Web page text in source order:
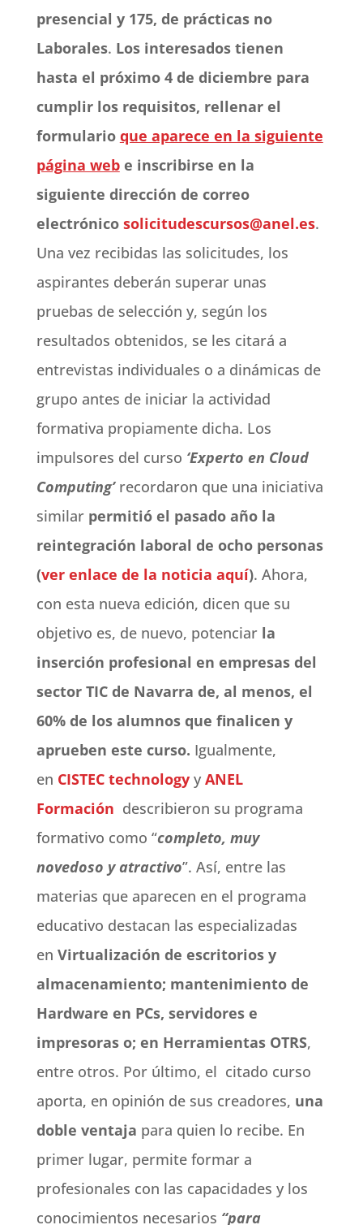
presencial y 175, de prácticas no
Laborales. Los interesados tienen
hasta el próximo 4 de diciembre para
cumplir los requisitos, rellenar el
formulario que aparece en la siguiente
página webe inscribirse en la
siguiente dirección de correo
electrónico solicitudescursos@anel.es.
Una vez recibidas las solicitudes, los
aspirantes deberán superar unas
pruebas de selección y, según los
resultados obtenidos, se les citará a
entrevistas individuales o a dinámicas de
grupo antes de iniciar la actividad
formativa propiamente dicha. Los
impulsores del curso ‘Experto en Cloud
Computing’recordaron que una iniciativa
similar permitió el pasado año la
reintegración laboral de ocho personas
(ver enlace de la noticia aquí). Ahora,
con esta nueva edición, dicen que su
objetivo es, de nuevo, potenciar la
inserción profesional en empresas del
sector TIC de Navarra de, al menos, el
60% de los alumnos que finalicen y
aprueben este curso. Igualmente,
en CISTEC technologyy ANEL
Formación describieron su programa
formativo como “completo, muy
novedoso y atractivo”. Así, entre las
materias que aparecen en el programa
educativo destacan las especializadas
en Virtualización de escritorios y
almacenamiento; mantenimiento de
Hardware en PCs, servidores e
impresoras o; en Herramientas OTRS,
entre otros. Por último, el citado curso
aporta, en opinión de sus creadores, una
doble ventaja para quien lo recibe. En
primer lugar, permite formar a
profesionales con las capacidades y los
conocimientos necesarios “para